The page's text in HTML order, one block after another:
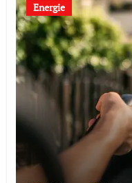
Energie